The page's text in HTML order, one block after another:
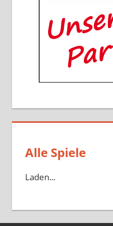
Alle Spiele
Laden...